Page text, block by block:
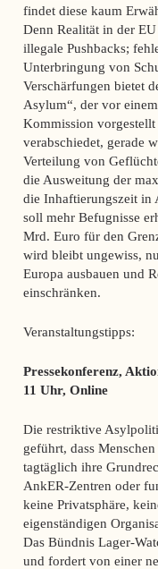
findet diese kaum
Denn Realität in der
illegale Pushbacks;
Unterbringung von
Verschärfungen bietet
Asylum“, der vor
Kommission
verabschiedet, gerade
Verteilung von
die Ausweitung der
die Inhaftierungszeit in
soll mehr Befugnisse
Mrd. Euro für den
wird bleibt ungewiss,
Europa ausbauen und
einschränken.
Veranstaltungstipps:
Pressekonferenz,
11 Uhr, Online
Die restriktive
geführt, dass
tagtäglich ihre
AnkER-Zentren oder
keine Privatsphäre,
eigenständigen
Das Bündnis Lager-
und fordert von einer